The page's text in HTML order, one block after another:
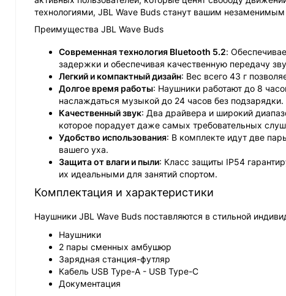
технологиями, JBL Wave Buds станут вашим
Преимущества JBL Wave Buds
Современная технология Bluetooth 5.2:
задержки и обеспечивая качественную передачу
Легкий и компактный дизайн: Вес всего 43 г
Долгое время работы: Наушники работают до 8
наслаждаться музыкой до 24 часов без подзарядки.
Качественный звук: Два драйвера и широкий
которое порадует даже самых требовательных
Удобство использования: В комплекте идут две
вашего уха.
Защита от влаги и пыли: Класс защиты IP54
их идеальными для занятий спортом.
Комплектация и характеристики
Наушники JBL Wave Buds поставляются в стильной
Наушники
2 пары сменных амбушюр
Зарядная станция-футляр
Кабель USB Type-A - USB Type-C
Документация